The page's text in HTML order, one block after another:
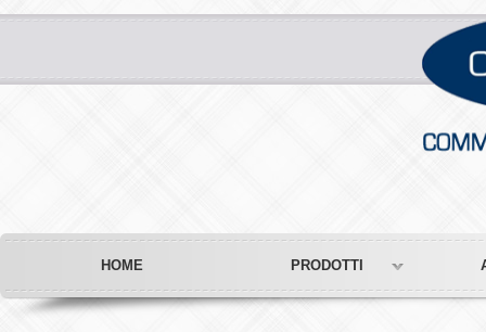
HOME PRODOTTI